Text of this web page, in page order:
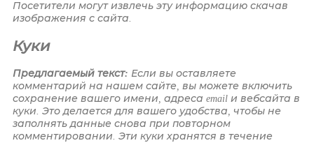
Посетители могут извлечь эту информацию скачав
изображения с сайта.
Куки
Предлагаемый текст: Если вы оставляете
комментарий на нашем сайте, вы можете включить
сохранение вашего имени, адреса email и вебсайта в
куки. Это делается для вашего удобства, чтобы не
заполнять данные снова при повторном
комментировании. Эти куки хранятся в течение